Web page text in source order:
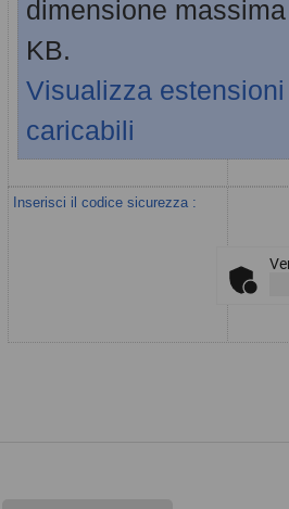
dimensione
KB.
Visualizza
caricabili
Inserisci il codice sicurezza :